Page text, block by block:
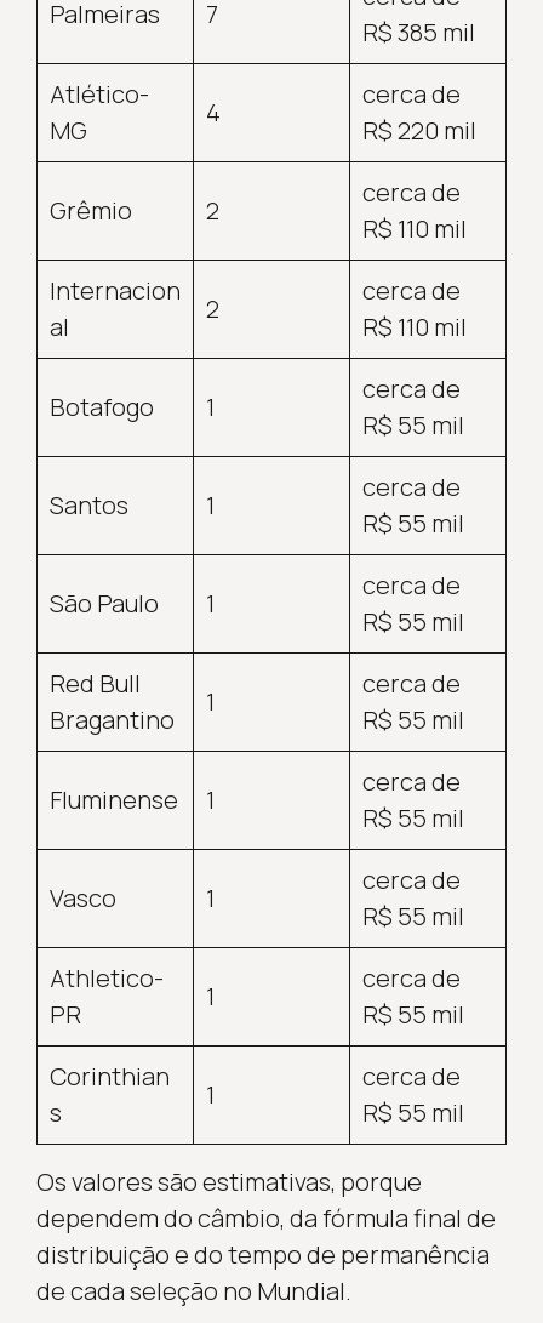
Palmeiras 7
R$ 385 mil
Atlético-
MG
4
cerca de
R$ 220 mil
Grêmio 2
cerca de
R$ 110 mil
Internacion
al
2
cerca de
R$ 110 mil
Botafogo 1
cerca de
R$ 55 mil
Santos 1
cerca de
R$ 55 mil
São Paulo 1
cerca de
R$ 55 mil
Red Bull
Bragantino
1
cerca de
R$ 55 mil
Fluminense 1
cerca de
R$ 55 mil
Vasco 1
cerca de
R$ 55 mil
Athletico-
PR
1
cerca de
R$ 55 mil
Corinthian
s
1
cerca de
R$ 55 mil
Os valores são estimativas, porque
dependem do câmbio, da fórmula final de
distribuição e do tempo de permanência
de cada seleção no Mundial.